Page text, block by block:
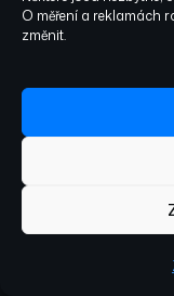
O měření a reklamách
změnit.
přes
architekturu
agilní vývoj,
krok je